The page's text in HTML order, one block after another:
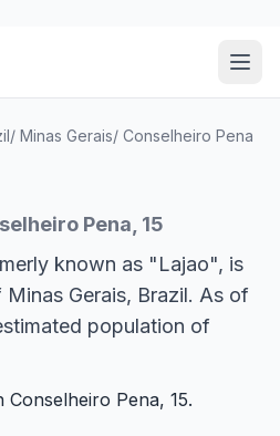
/ Minas Gerais/ Conselheiro Pena
Pena, 15
known as "Lajao", is
Gerais, Brazil. As of
population of
Pena, 15.